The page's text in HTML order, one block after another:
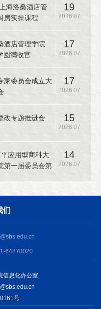
19
2026.07
海洛桑酒店管
房实操课程
17
2026.07
店管理学院
圆满收官
17
2026.07
家委员会成立大
15
2026.07
改专题推进会
14
2026.07
应用型商科大
一届委员会第
们
64870020
信息化办公室
号